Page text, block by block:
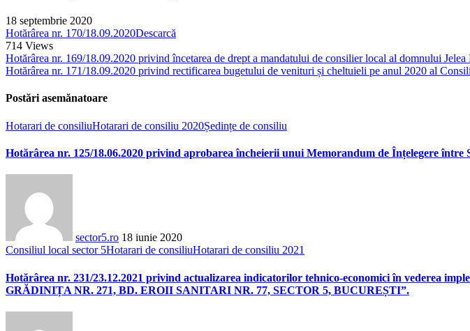
18 septembrie 2020
Hotărârea nr. 170/18.09.2020Descarcă
714 Views
Hotărârea nr. 169/18.09.2020 privind încetarea de drept a mandatului de consilier local al domnului Jelea
Hotărârea nr. 171/18.09.2020 privind rectificarea bugetului de venituri și cheltuieli pe anul 2020 al
Postări asemănatoare
Hotarari de consiliuHotarari de consiliu 2020Ședințe de consiliu
Hotărârea nr. 125/18.06.2020 privind aprobarea încheierii unui Memorandum de Înțelegere
sector5.ro 18 iunie 2020
Consiliul local sector 5Hotarari de consiliuHotarari de consiliu 2021
Hotărârea nr. 231/23.12.2021 privind actualizarea indicatorilor tehnico-economici în vederea
GRĂDINIȚA NR. 271, BD. EROII SANITARI NR. 77, SECTOR 5, BUCUREȘTI”.